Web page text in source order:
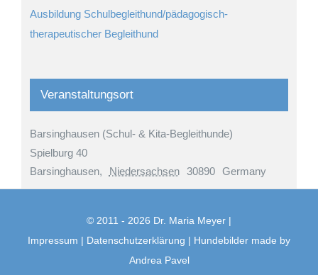
Ausbildung Schulbegleithund/pädagogisch-
therapeutischer Begleithund
Veranstaltungsort
Barsinghausen (Schul- & Kita-Begleithunde)
Spielburg 40
Barsinghausen, Niedersachsen 30890 Germany
© 2011 - 2026 Dr. Maria Meyer |
Impressum | Datenschutzerklärung | Hundebilder made by
Andrea Pavel